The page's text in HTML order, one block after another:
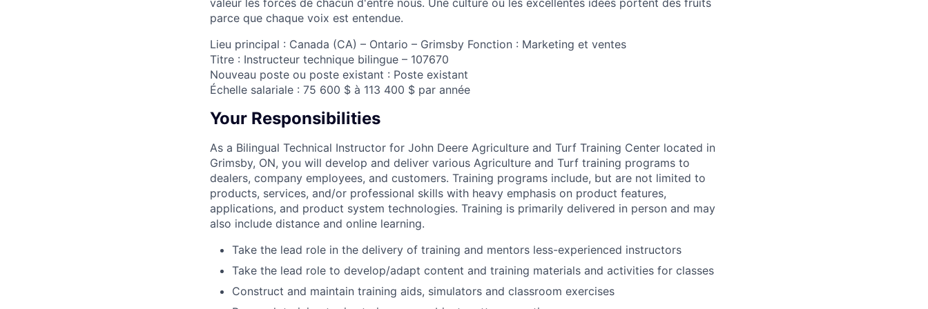
valeur les forces de chacun d'entre nous. Une culture où les excellentes idées portent des fruits
parce que chaque voix est entendue.
Lieu principal : Canada (CA) – Ontario – Grimsby Fonction : Marketing et ventes
Titre : Instructeur technique bilingue – 107670
Nouveau poste ou poste existant : Poste existant
Échelle salariale : 75 600 $ à 113 400 $ par année
Your Responsibilities
As a Bilingual Technical Instructor for John Deere Agriculture and Turf Training Center located in
Grimsby, ON, you will develop and deliver various Agriculture and Turf training programs to
dealers, company employees, and customers. Training programs include, but are not limited to
products, services, and/or professional skills with heavy emphasis on product features,
applications, and product system technologies. Training is primarily delivered in person and may
also include distance and online learning.
Take the lead role in the delivery of training and mentors less-experienced instructors
Take the lead role to develop/adapt content and training materials and activities for classes
Construct and maintain training aids, simulators and classroom exercises